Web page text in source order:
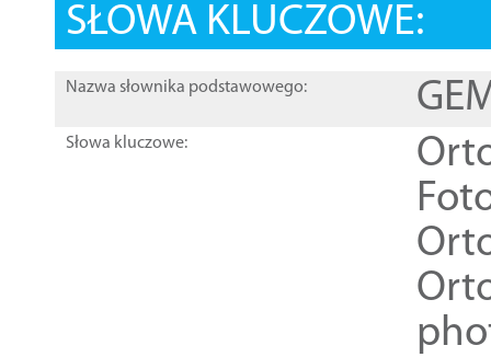
SŁOWA KLUCZOWE:
Nazwa słownika podstawowego:
Słowa kluczowe: